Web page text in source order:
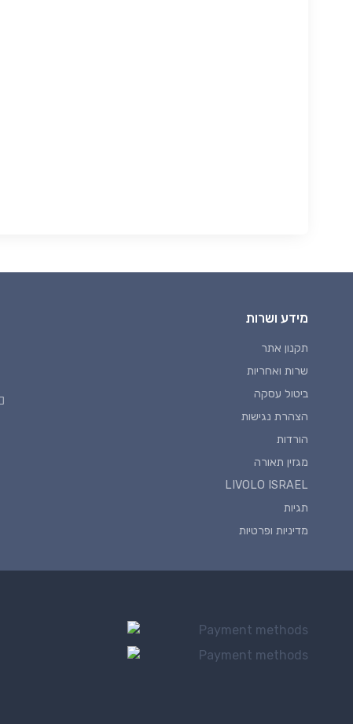
מידע ושרות
תקנון אתר
שרות ואחריות
ביטול עסקה
הצהרת נגישות
הורדות
מגזין תאורה
LIVOLO ISRAEL
תגיות
מדיניות ופרטיות